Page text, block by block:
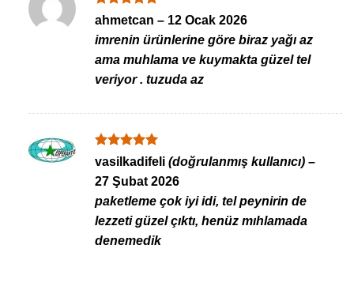
5 üzerinden
ahmetcan – 12 Ocak 2026
imrenin ürünlerine göre biraz yağı az
ama muhlama ve kuymakta güzel tel
veriyor . tuzuda az
5 üzerinden
vasilkadifeli (doğrulanmış kullanıcı) –
27 Şubat 2026
paketleme çok iyi idi, tel peynirin de
lezzeti güzel çıktı, henüz mıhlamada
denemedik